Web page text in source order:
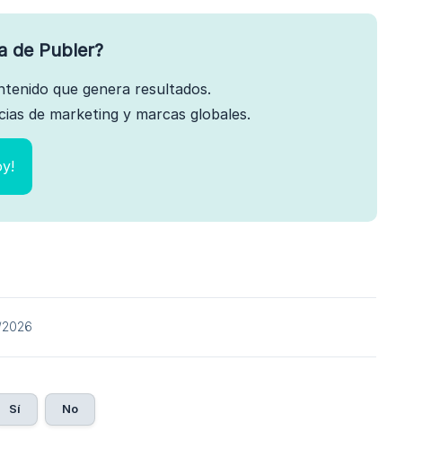
de Publer?
que genera resultados.
de marketing y marcas globales.
Sí No